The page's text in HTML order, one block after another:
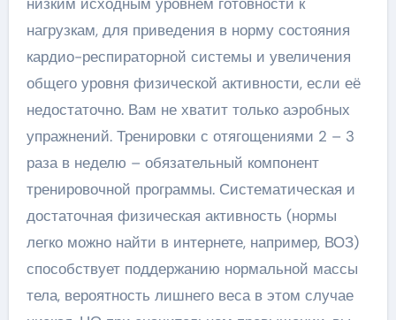
нагрузкам, для приведения в норму состояния
кардио-респираторной системы и увеличения
общего уровня физической активности, если её
недостаточно. Вам не хватит только аэробных
упражнений. Тренировки с отягощениями 2 – 3
раза в неделю – обязательный компонент
тренировочной программы. Систематическая и
достаточная физическая активность (нормы
легко можно найти в интернете, например, ВОЗ)
способствует поддержанию нормальной массы
тела, вероятность лишнего веса в этом случае